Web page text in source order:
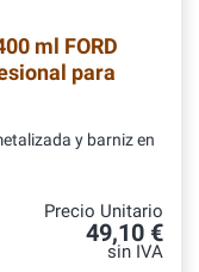
ml FORD
para
y barniz en
Precio Unitario
49,10 €
sin IVA